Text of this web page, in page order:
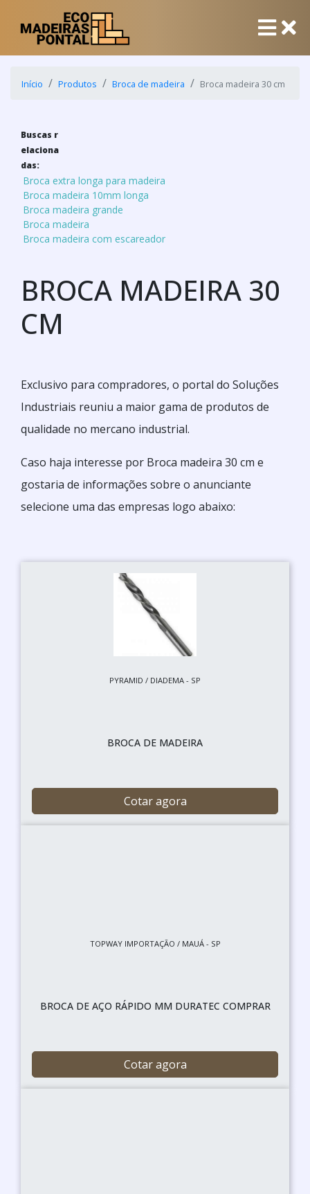
Início Produtos Broca de madeira Broca madeira 30 cm
Buscas r
elaciona
das:
Broca extra longa para madeira
Broca madeira 10mm longa
Broca madeira grande
Broca madeira
Broca madeira com escareador
BROCA MADEIRA 30
CM
Exclusivo para compradores, o portal do Soluções
Industriais reuniu a maior gama de produtos de
qualidade no mercano industrial.
Caso haja interesse por Broca madeira 30 cm e
gostaria de informações sobre o anunciante
selecione uma das empresas logo abaixo:
PYRAMID / DIADEMA - SP
BROCA DE MADEIRA
Cotar agora
TOPWAY IMPORTAÇÃO / MAUÁ - SP
BROCA DE AÇO RÁPIDO MM DURATEC COMPRAR
Cotar agora